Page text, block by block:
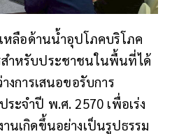
หลือด้านน้ำอุปโภคบริโภค
สำหรับประชาชนในพื้นที่ได้
งการเสนอขอรับการ
ะจำปี พ.ศ. 2570 เพื่อเร่ง
นเกิดขึ้นอย่างเป็นรูปธรรม